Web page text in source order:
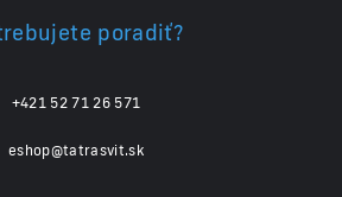
poradiť?
+421 52 71 26 571
eshop@tatrasvit.sk